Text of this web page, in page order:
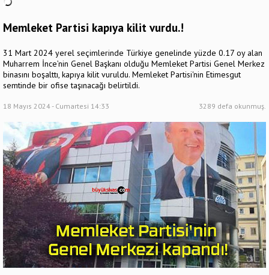
Memleket Partisi kapıya kilit vurdu.!
31 Mart 2024 yerel seçimlerinde Türkiye genelinde yüzde 0.17 oy alan
Muharrem İnce’nin Genel Başkanı olduğu Memleket Partisi Genel Merkez
binasını boşalttı, kapıya kilit vuruldu. Memleket Partisi'nin Etimesgut
semtinde bir ofise taşınacağı belirtildi.
18 Mayıs 2024 - Cumartesi 14:33 3289 defa okunmuş.